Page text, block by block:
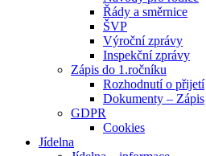
Řády a směrnice
ŠVP
Výroční zprávy
Inspekční zprávy
Zápis do 1.ročníku
Rozhodnutí o přijetí
Dokumenty – Zápis
GDPR
Cookies
Jídelna